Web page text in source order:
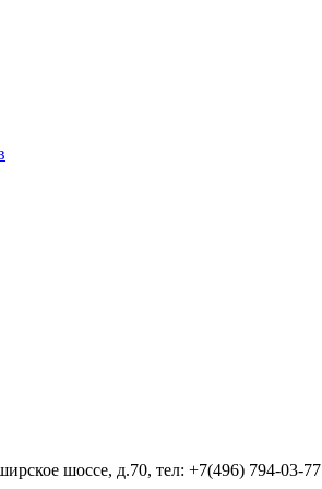
шоссе, д.70, тел: +7(496) 794-03-77